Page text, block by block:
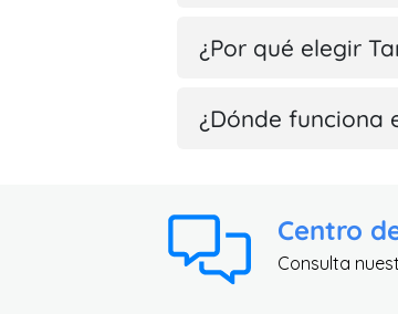
¿Por qué elegir
¿Dónde funciona
Centro
Consulta